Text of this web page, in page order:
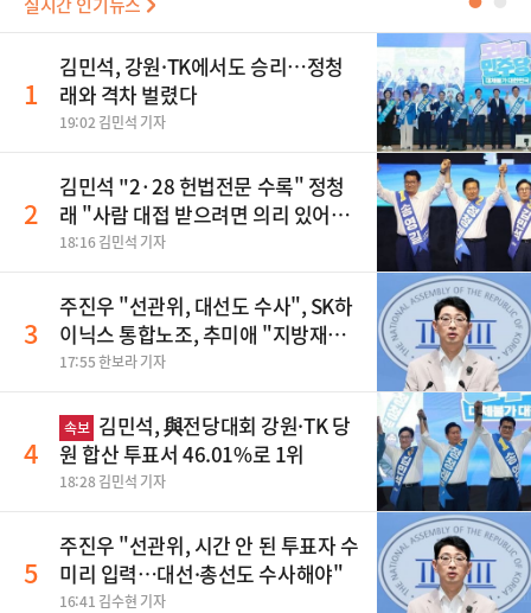
1
김민석, 강원·TK에서도 승리…정청
래와 격차 벌렸다
19:02 김민석 기자
2
김민석 "2·28 헌법전문 수록" 정청
래 "사람 대접 받으려면 의리 있어야"
송영길 "조국혁신당 합당 반대"
18:16 김민석 기자
3
주진우 "선관위, 대선도 수사", SK하
이닉스 통합노조, 추미애 "지방재정
바꿔야", 세제개편 이달 정리 등
17:55 한보라 기자
4
속보 김민석, 與전당대회 강원·TK 당
원 합산 투표서 46.01%로 1위
18:28 김민석 기자
5
주진우 "선관위, 시간 안 된 투표자 수
미리 입력…대선·총선도 수사해야"
16:41 김수현 기자